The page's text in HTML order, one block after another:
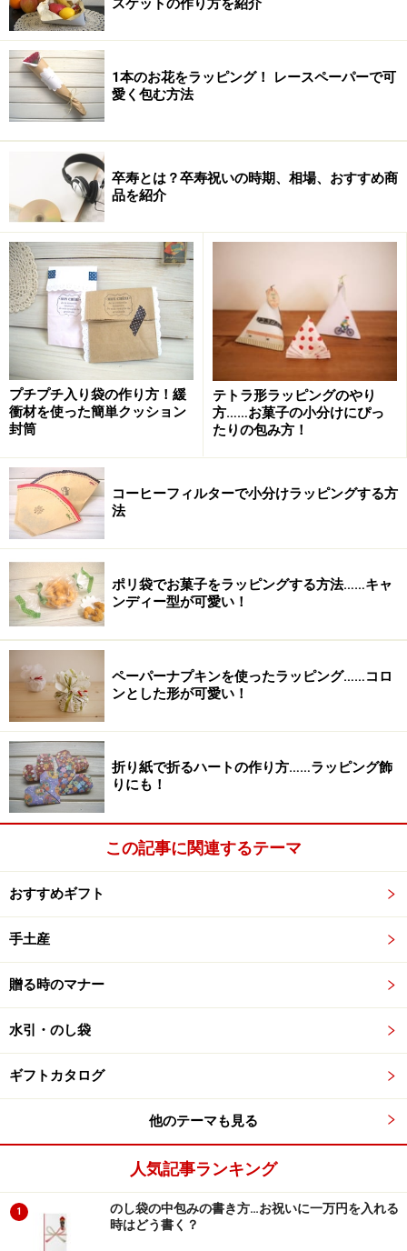
【関連リンク】
マルチプルケース M ネーエ
ジェネラルパーパスケース A5 ネーエ
HIGHTIDE nahe オンラインショップ
STAEDTLER 蛍光ペン「テキストサーファーゲル」
PILOT 「フリクションボールスリム038」
※記事内容は執筆時点のものです。最新の内容をご確認くださ
い。
次のページへ
1本のお花をラッピング！ レースペーパーで可
愛く包む方法
卒寿とは？卒寿祝いの時期、相場、おすすめ商
品を紹介
プチプチ入り袋の作り方！緩
衝材を使った簡単クッション
封筒
テトラ形ラッピングのやり
方……お菓子の小分けにぴっ
たりの包み方！
コーヒーフィルターで小分けラッピングする方
法
ポリ袋でお菓子をラッピングする方法……キャ
ンディー型が可愛い！
ペーパーナプキンを使ったラッピング……コロ
ンとした形が可愛い！
折り紙で折るハートの作り方……ラッピング飾
りにも！
この記事に関連するテーマ
おすすめギフト
手土産
贈る時のマナー
水引・のし袋
ギフトカタログ
他のテーマも見る
人気記事ランキング
1
のし袋の中包みの書き方…お祝いに一万円を入れる
時はどう書く？